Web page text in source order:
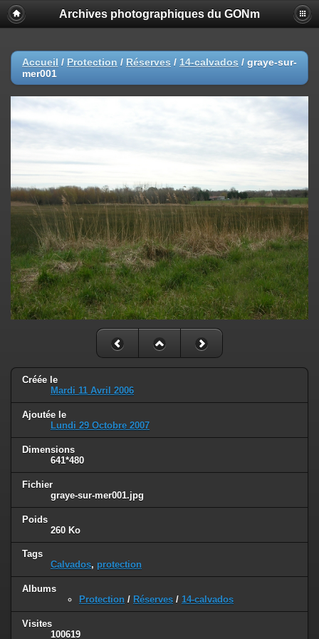
Archives photographiques du GONm
Accueil / Protection / Réserves / 14-calvados / graye-sur-
mer001
Créée le
Mardi 11 Avril 2006
Ajoutée le
Lundi 29 Octobre 2007
Dimensions
641*480
Fichier
graye-sur-mer001.jpg
Poids
260 Ko
Tags
Calvados, protection
Albums
Protection / Réserves / 14-calvados
Visites
100619